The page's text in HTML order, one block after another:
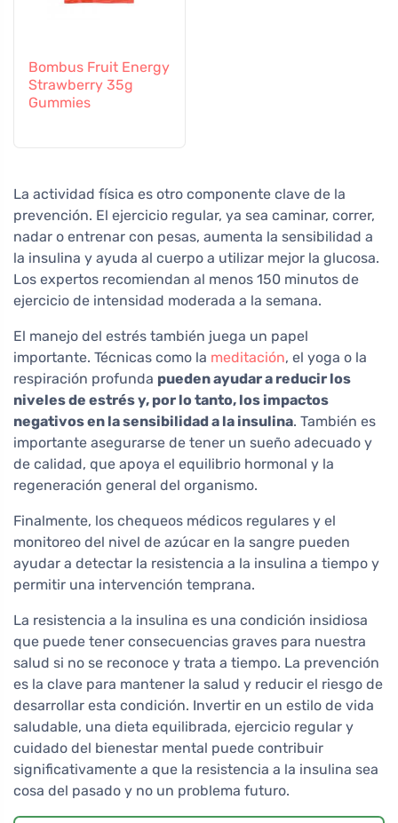
Bombus Fruit Energy
Strawberry 35g
Gummies
La actividad física es otro componente clave de la
prevención. El ejercicio regular, ya sea caminar, correr,
nadar o entrenar con pesas, aumenta la sensibilidad a
la insulina y ayuda al cuerpo a utilizar mejor la glucosa.
Los expertos recomiendan al menos 150 minutos de
ejercicio de intensidad moderada a la semana.
El manejo del estrés también juega un papel
importante. Técnicas como la meditación, el yoga o la
respiración profunda pueden ayudar a reducir los
niveles de estrés y, por lo tanto, los impactos
negativos en la sensibilidad a la insulina. También es
importante asegurarse de tener un sueño adecuado y
de calidad, que apoya el equilibrio hormonal y la
regeneración general del organismo.
Finalmente, los chequeos médicos regulares y el
monitoreo del nivel de azúcar en la sangre pueden
ayudar a detectar la resistencia a la insulina a tiempo y
permitir una intervención temprana.
La resistencia a la insulina es una condición insidiosa
que puede tener consecuencias graves para nuestra
salud si no se reconoce y trata a tiempo. La prevención
es la clave para mantener la salud y reducir el riesgo de
desarrollar esta condición. Invertir en un estilo de vida
saludable, una dieta equilibrada, ejercicio regular y
cuidado del bienestar mental puede contribuir
significativamente a que la resistencia a la insulina sea
cosa del pasado y no un problema futuro.